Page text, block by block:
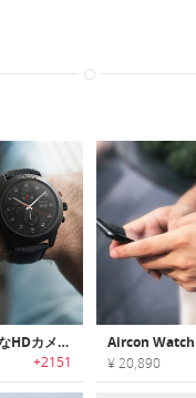
Arrow｜360°回転可能なHDカメラ搭載スマートウォッチ「アロー」
+2151 ¥ 20,890